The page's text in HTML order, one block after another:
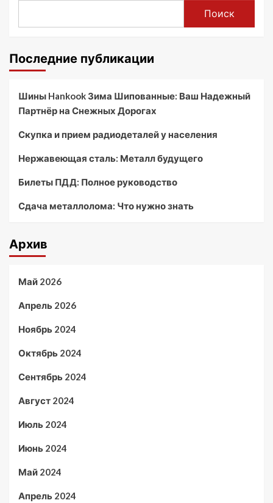
Поиск
Последние публикации
Шины Hankook Зима Шипованные: Ваш Надежный
Партнёр на Снежных Дорогах
Скупка и прием радиодеталей у населения
Нержавеющая сталь: Металл будущего
Билеты ПДД: Полное руководство
Сдача металлолома: Что нужно знать
Архив
Май 2026
Апрель 2026
Ноябрь 2024
Октябрь 2024
Сентябрь 2024
Август 2024
Июль 2024
Июнь 2024
Май 2024
Апрель 2024